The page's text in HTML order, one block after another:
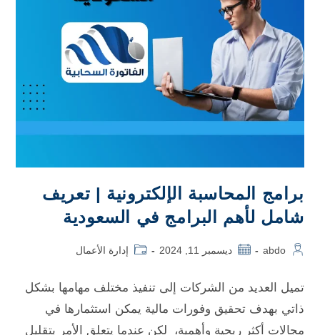
برامج المحاسبة الإلكترونية | تعريف
شامل لأهم البرامج في السعودية
abdo ديسمبر 11, 2024 إدارة الأعمال
تميل العديد من الشركات إلى تنفيذ مختلف مهامها بشكل
ذاتي بهدف تحقيق وفورات مالية يمكن استثمارها في
مجالات أكثر ربحية وأهمية، لكن عندما يتعلق الأمر بتقليل